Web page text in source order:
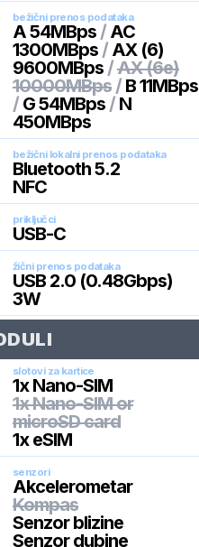
bežični prenos podataka
A 54MBps / AC
1300MBps / AX (6)
9600MBps /AX (6e)
10000MBps / B 11MBps
/ G 54MBps / N
450MBps
bežični lokalni prenos podataka
Bluetooth 5.2
NFC
priključci
USB-C
žični prenos podataka
USB 2.0 (0.48Gbps)
3W
slotovi za kartice
1x Nano-SIM
1x Nano-SIM or
microSD card
1x eSIM
senzori
Akcelerometar
Kompas
Senzor blizine
Senzor dubine